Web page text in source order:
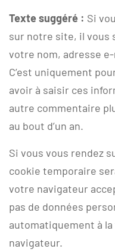
Texte suggéré : Si
sur notre site, il vous
votre nom, adresse
C’est uniquement
avoir à saisir ces
autre commentaire
au bout d’un an.
Si vous vous rendez
cookie temporaire
votre navigateur
pas de données
automatiquement à
navigateur.